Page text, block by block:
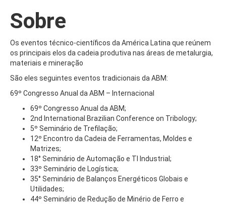
Sobre
Os eventos técnico-científicos da América Latina que reúnem
os principais elos da cadeia produtiva nas áreas de metalurgia,
materiais e mineração
São eles seguintes eventos tradicionais da ABM:
69º Congresso Anual da ABM – Internacional
69º Congresso Anual da ABM;
2nd International Brazilian Conference on Tribology;
5º Seminário de Trefilação;
12º Encontro da Cadeia de Ferramentas, Moldes e
Matrizes;
18° Seminário de Automação e TI Industrial;
33º Seminário de Logística;
35° Seminário de Balanços Energéticos Globais e
Utilidades;
44º Seminário de Redução de Minério de Ferro e